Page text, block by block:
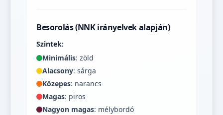
Besorolás (NNK irányelvek alapján)
Szintek:
Minimális: zöld
Alacsony: sárga
Közepes: narancs
Magas: piros
Nagyon magas: mélybordó